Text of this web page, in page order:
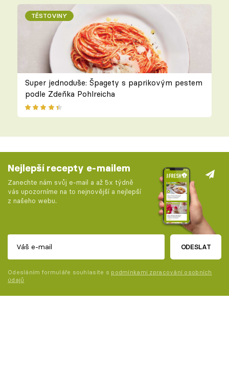
TĚSTOVINY
Super jednoduše: Špagety s paprikovým pestem
podle Zdeňka Pohlreicha
Nejlepší recepty e-mailem
Zanechte nám svůj e-mail a až 5x týdně
vás upozorníme na to nejnovější a nejlepší
z našeho webu.
ODESLAT
Odesláním formuláře souhlasíte s podmínkami zpracování osobních
údajů